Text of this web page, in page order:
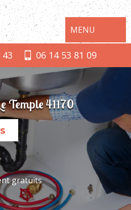
MENU
43 06 14 53 81 09
Temple 41170
gratuits